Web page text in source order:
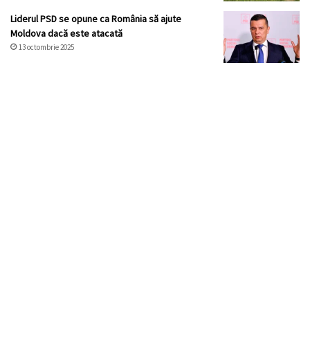
Liderul PSD se opune ca România să ajute
Moldova dacă este atacată
13 octombrie 2025